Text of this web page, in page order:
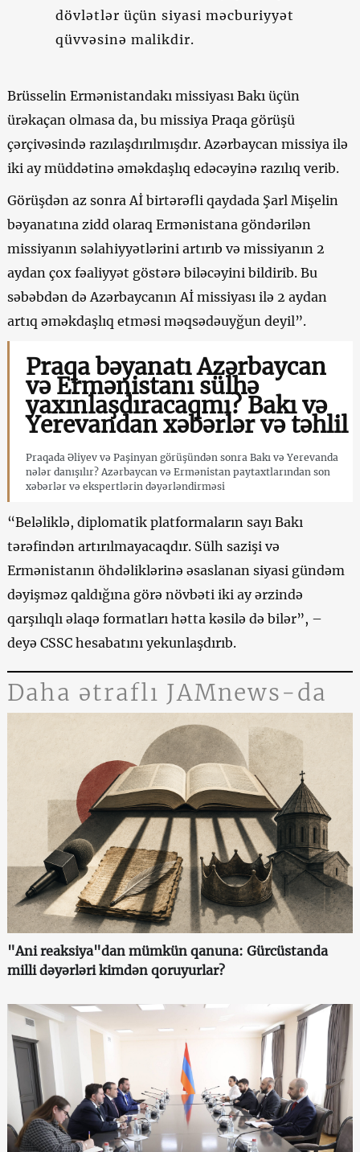
dövlətlər üçün siyasi məcburiyyət
qüvvəsinə malikdir.
Brüsselin Ermənistandakı missiyası Bakı üçün
ürəkaçan olmasa da, bu missiya Praqa görüşü
çərçivəsində razılaşdırılmışdır. Azərbaycan missiya ilə
iki ay müddətinə əməkdaşlıq edəcəyinə razılıq verib.
Görüşdən az sonra Aİ birtərəfli qaydada Şarl Mişelin
bəyanatına zidd olaraq Ermənistana göndərilən
missiyanın səlahiyyətlərini artırıb və missiyanın 2
aydan çox fəaliyyət göstərə biləcəyini bildirib. Bu
səbəbdən də Azərbaycanın Aİ missiyası ilə 2 aydan
artıq əməkdaşlıq etməsi məqsədəuyğun deyil”.
Praqa bəyanatı Azərbaycan
və Ermənistanı sülhə
yaxınlaşdıracaqmı? Bakı və
Yerevandan xəbərlər və təhlil
Praqada Əliyev və Paşinyan görüşündən sonra Bakı və Yerevanda
nələr danışılır? Azərbaycan və Ermənistan paytaxtlarından son
xəbərlər və ekspertlərin dəyərləndirməsi
“Beləliklə, diplomatik platformaların sayı Bakı
tərəfindən artırılmayacaqdır. Sülh sazişi və
Ermənistanın öhdəliklərinə əsaslanan siyasi gündəm
dəyişməz qaldığına görə növbəti iki ay ərzində
qarşılıqlı əlaqə formatları hətta kəsilə də bilər”, –
deyə CSSC hesabatını yekunlaşdırıb.
Daha ətraflı JAMnews-da
"Ani reaksiya"dan mümkün qanuna: Gürcüstanda
milli dəyərləri kimdən qoruyurlar?